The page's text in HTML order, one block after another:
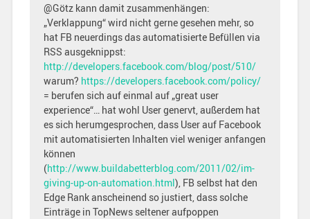
@Götz kann damit zusammenhängen:
„Verklappung“ wird nicht gerne gesehen mehr, so
hat FB neuerdings das automatisierte Befüllen via
RSS ausgeknippst:
http://developers.facebook.com/blog/post/510/
warum? https://developers.facebook.com/policy/
= berufen sich auf einmal auf „great user
experience“… hat wohl User genervt, außerdem hat
es sich herumgesprochen, dass User auf Facebook
mit automatisierten Inhalten viel weniger anfangen
können
(http://www.buildabetterblog.com/2011/02/im-
giving-up-on-automation.html), FB selbst hat den
Edge Rank anscheinend so justiert, dass solche
Einträge in TopNews seltener aufpoppen